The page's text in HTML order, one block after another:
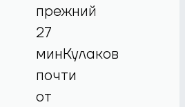
прежний
27
минКулаков
почти
от